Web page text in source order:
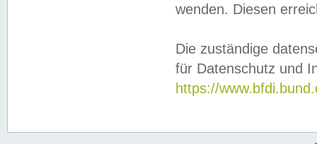
wenden. Diesen
Die zuständige
für Datenschutz und
https://